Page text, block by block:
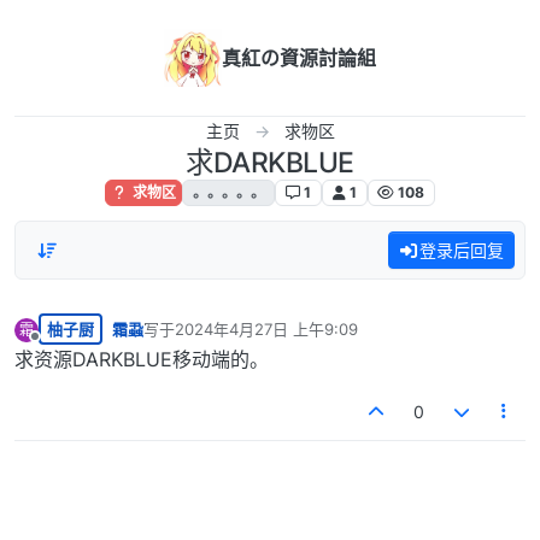
真紅の資源討論組
主页 求物区
求DARKBLUE
求物区 。。。。。 1 1 108
登录后回复
霜
离线
柚子厨 霜蝨写于2024年4月27日 上午9:09
最后由 编辑
求资源DARKBLUE移动端的。
0